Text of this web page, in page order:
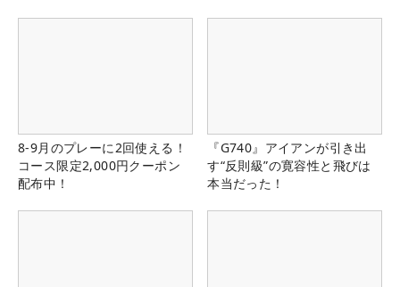
8-9月のプレーに2回使える！
コース限定2,000円クーポン
配布中！
『G740』アイアンが引き出
す“反則級”の寛容性と飛びは
本当だった！